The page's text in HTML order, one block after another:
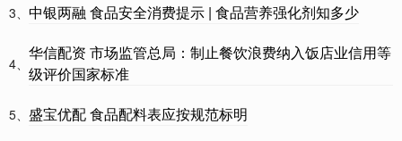
3、 中银两融 食品安全消费提示 | 食品营养强化剂知多少
4、
华信配资 市场监管总局：制止餐饮浪费纳入饭店业信用等
级评价国家标准
5、 盛宝优配 食品配料表应按规范标明